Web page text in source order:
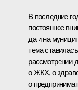
В последние
постоянное
да и на
тема
рассмотрении
о ЖКХ, о
о